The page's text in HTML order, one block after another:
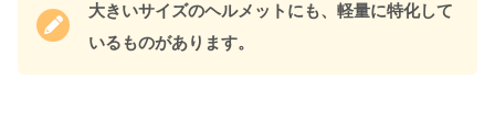
大きいサイズのヘルメットにも、軽量に特化して
いるものがあります。